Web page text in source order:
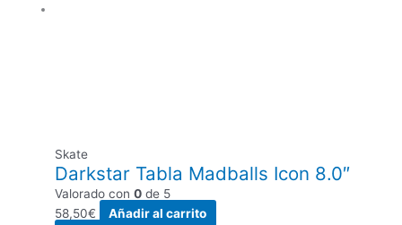
Skate
Darkstar Tabla Madballs Icon 8.0″
Valorado con0 de 5
58,50€
Añadir al carrito